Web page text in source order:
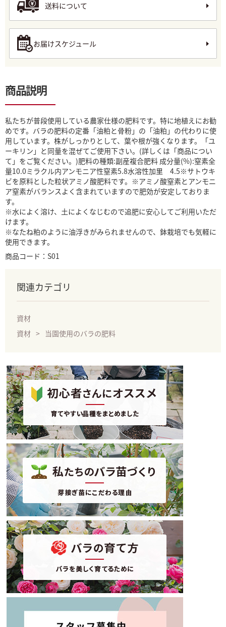
送料について
お届けスケジュール
商品説明
私たちが普段使用している農家仕様の肥料です。特に地植えにお勧
めです。バラの肥料の定番「油粕と骨粉」の「油粕」の代わりに使
用しています。株がしっかりとして、葉や根が強くなります。「ユ
ーキリン」と同量を混ぜてご使用下さい。(詳しくは「商品につい
て」をご覧ください。)肥料の種類:副産複合肥料 成分量(%):窒素全
量10.0ミラクル内アンモニア性窒素5.8水溶性加里 4.5※サトウキ
ビを原料とした粒状アミノ酸肥料です。※アミノ酸窒素とアンモニ
ア窒素がバランスよく含まれていますので肥効が安定しておりま
す。
※水によく溶け、土によくなじむので追肥に安心してご利用いただ
けます。
※なたね粕のように油浮きがみられませんので、鉢栽培でも気軽に
使用できます。
商品コード：S01
関連カテゴリ
資材
資材
当園使用のバラの肥料